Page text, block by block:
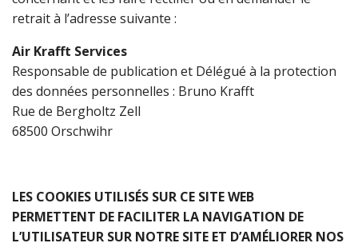
retrait à l’adresse suivante :
Air Krafft Services
Responsable de publication et Délégué à la protection
des données personnelles : Bruno Krafft
Rue de Bergholtz Zell
68500 Orschwihr
LES COOKIES UTILISÉS SUR CE SITE WEB
PERMETTENT DE FACILITER LA NAVIGATION DE
L’UTILISATEUR SUR NOTRE SITE ET D’AMÉLIORER NOS